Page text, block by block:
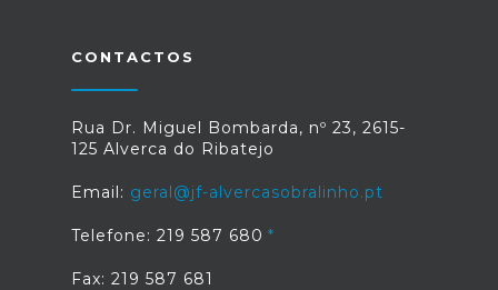
CONTACTOS
Rua Dr. Miguel Bombarda, nº 23, 2615-
125 Alverca do Ribatejo
Email: geral@jf-alvercasobralinho.pt
Telefone: 219 587 680
Fax: 219 587 681